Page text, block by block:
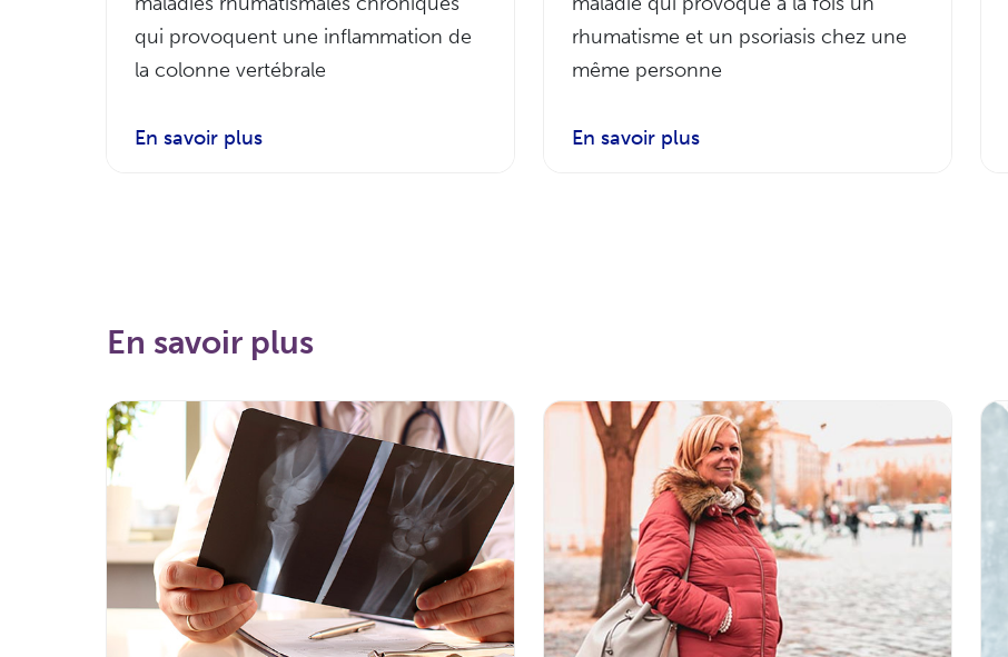
qui provoquent une inflammation de
la colonne vertébrale
En savoir plus
rhumatisme et un psoriasis chez une
même personne
En savoir plus
En savoir plus